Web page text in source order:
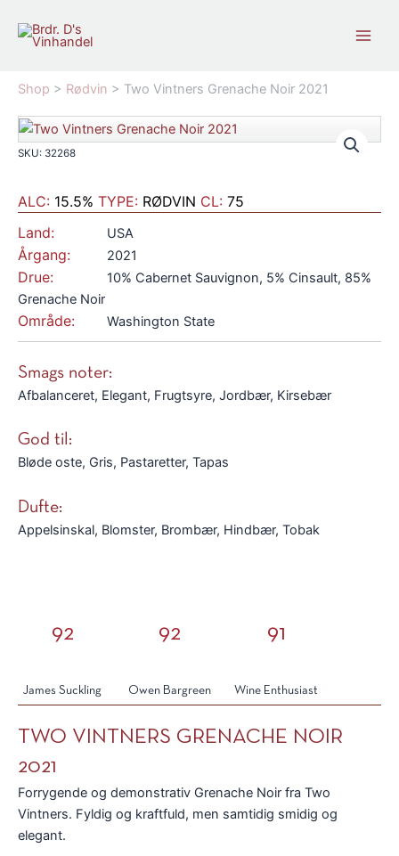
Shop > Rødvin > Two Vintners Grenache Noir 2021
SKU: 32268
ALC: 15.5% TYPE: RØDVIN CL: 75
Land:
USA
Årgang: 2021
Drue:
10% Cabernet Sauvignon, 5% Cinsault, 85%
Grenache Noir
Område: Washington State
Smags noter:
Afbalanceret, Elegant, Frugtsyre, Jordbær, Kirsebær
God til:
Bløde oste, Gris, Pastaretter, Tapas
Dufte:
Appelsinskal, Blomster, Brombær, Hindbær, Tobak
92
James Suckling
92
Owen Bargreen
91
Wine Enthusiast
TWO VINTNERS GRENACHE NOIR
2021
Forrygende og demonstrativ Grenache Noir fra Two
Vintners. Fyldig og kraftfuld, men samtidig smidig og
elegant.